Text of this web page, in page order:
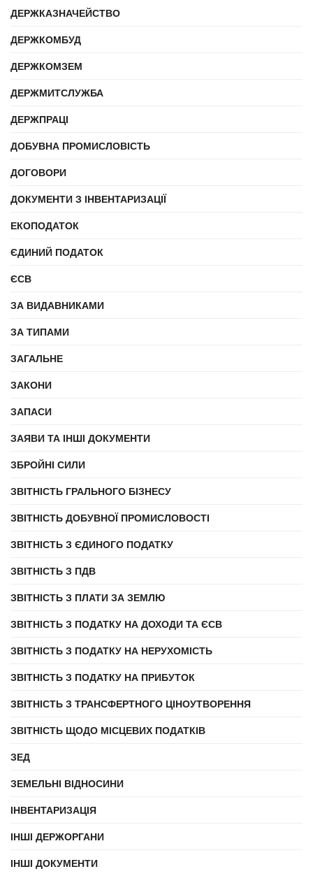
ДЕРЖКАЗНАЧЕЙСТВО
ДЕРЖКОМБУД
ДЕРЖКОМЗЕМ
ДЕРЖМИТСЛУЖБА
ДЕРЖПРАЦІ
ДОБУВНА ПРОМИСЛОВІСТЬ
ДОГОВОРИ
ДОКУМЕНТИ З ІНВЕНТАРИЗАЦІЇ
ЕКОПОДАТОК
ЄДИНИЙ ПОДАТОК
ЄСВ
ЗА ВИДАВНИКАМИ
ЗА ТИПАМИ
ЗАГАЛЬНЕ
ЗАКОНИ
ЗАПАСИ
ЗАЯВИ ТА ІНШІ ДОКУМЕНТИ
ЗБРОЙНІ СИЛИ
ЗВІТНІСТЬ ГРАЛЬНОГО БІЗНЕСУ
ЗВІТНІСТЬ ДОБУВНОЇ ПРОМИСЛОВОСТІ
ЗВІТНІСТЬ З ЄДИНОГО ПОДАТКУ
ЗВІТНІСТЬ З ПДВ
ЗВІТНІСТЬ З ПЛАТИ ЗА ЗЕМЛЮ
ЗВІТНІСТЬ З ПОДАТКУ НА ДОХОДИ ТА ЄСВ
ЗВІТНІСТЬ З ПОДАТКУ НА НЕРУХОМІСТЬ
ЗВІТНІСТЬ З ПОДАТКУ НА ПРИБУТОК
ЗВІТНІСТЬ З ТРАНСФЕРТНОГО ЦІНОУТВОРЕННЯ
ЗВІТНІСТЬ ЩОДО МІСЦЕВИХ ПОДАТКІВ
ЗЕД
ЗЕМЕЛЬНІ ВІДНОСИНИ
ІНВЕНТАРИЗАЦІЯ
ІНШІ ДЕРЖОРГАНИ
ІНШІ ДОКУМЕНТИ